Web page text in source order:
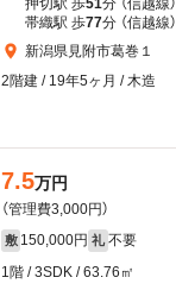
押切駅 歩51分 （信越線）
帯織駅 歩77分 （信越線）
新潟県見附市葛巻１
2階建 / 19年5ヶ月 / 木造
7.5万円
（管理費3,000円）
敷 150,000円 礼 不要
1階 / 3SDK / 63.76㎡